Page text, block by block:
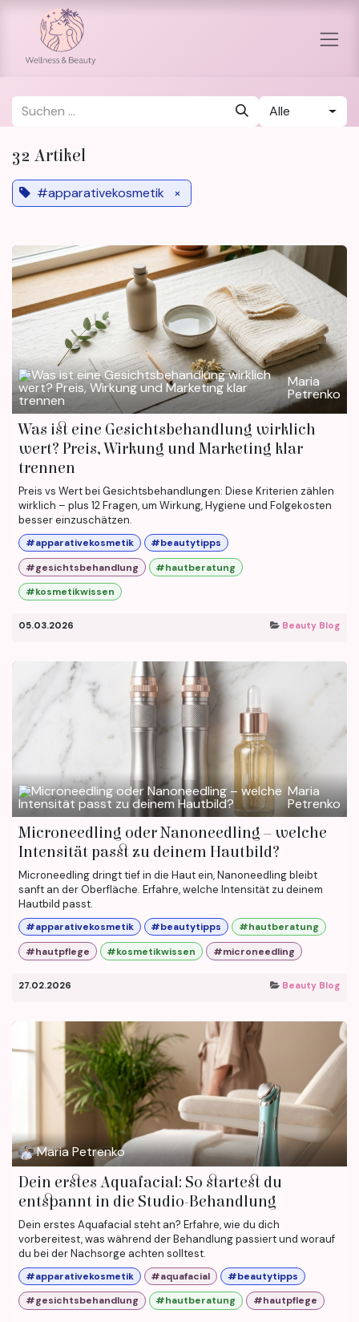
Zum Inhalt springen
Alle
32 Artikel
#apparativekosmetik ×
Maria
Petrenko
Was ist eine Gesichtsbehandlung wirklich
wert? Preis, Wirkung und Marketing klar
trennen
Preis vs Wert bei Gesichtsbehandlungen: Diese Kriterien zählen
wirklich – plus 12 Fragen, um Wirkung, Hygiene und Folgekosten
besser einzuschätzen.
#apparativekosmetik
#beautytipps
#gesichtsbehandlung
#hautberatung
#kosmetikwissen
05.03.2026 Beauty Blog
Maria
Petrenko
Microneedling oder Nanoneedling – welche
Intensität passt zu deinem Hautbild?
Microneedling dringt tief in die Haut ein, Nanoneedling bleibt
sanft an der Oberfläche. Erfahre, welche Intensität zu deinem
Hautbild passt.
#apparativekosmetik #beautytipps
#hautberatung
#hautpflege
#kosmetikwissen #microneedling
27.02.2026 Beauty Blog
Maria Petrenko
Dein erstes Aquafacial: So startest du
entspannt in die Studio-Behandlung
Dein erstes Aquafacial steht an? Erfahre, wie du dich
vorbereitest, was während der Behandlung passiert und worauf
du bei der Nachsorge achten solltest.
#apparativekosmetik #aquafacial
#beautytipps
#gesichtsbehandlung
#hautberatung #hautpflege